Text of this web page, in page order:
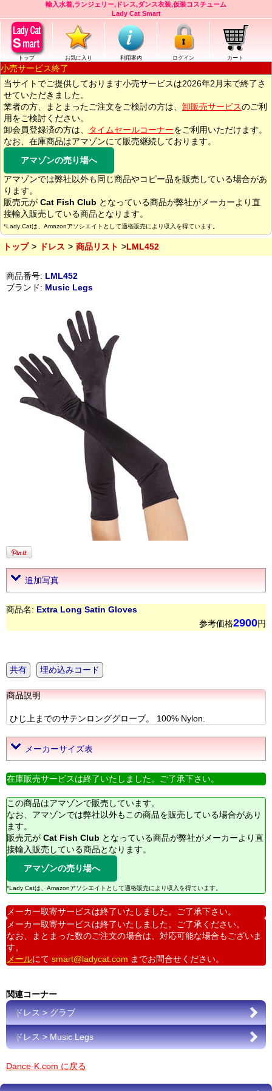
輸入水着,ランジェリー,ドレス,ダンス衣装,仮装コスチューム
Lady Cat Smart
トップ お気に入り 利用案内 ログイン カート
小売サービス終了
当サイトでご提供しております小売サービスは2026年2月末で終了さ
せていただきました。
業者の方、まとまったご注文をご検討の方は、 卸販売サービスのご利
用をご検討ください。
卸会員登録済の方は、
タイムセールコーナーをご利用いただけます。
なお、在庫商品はアマゾンにて販売継続しております。
アマゾンの売り場へ
アマゾンでは弊社以外も同じ商品やコピー品を販売している場合があ
ります。
販売元が Cat Fish Club となっている商品が弊社がメーカーより直
接輸入販売している商品となります。
*Lady Catは、Amazonアソシエイトとして適格販売により収入を得ています。
トップ ドレス 商品リスト LML452
商品番号: LML452
ブランド: Music Legs
追加写真
商品名: Extra Long Satin Gloves
参考価格2900円
共有 埋め込みコード
商品説明
ひじ上までのサテンロンググローブ。 100% Nylon.
メーカーサイズ表
在庫販売サービスは終了いたしました。ご了承下さい。
この商品はアマゾンで販売しています。
なお、アマゾンでは弊社以外もこの商品を販売している場合があり
ます。
販売元が Cat Fish Club となっている商品が弊社がメーカーより直
接輸入販売している商品となります。
アマゾンの売り場へ
*Lady Catは、Amazonアソシエイトとして適格販売により収入を得ています。
メーカー取寄サービスは終了いたしました。ご了承下さい。
メーカー取寄サービスは終了いたしました。ご了承ください。
なお、まとまった数のご注文の場合は、対応可能な場合もございま
す。
メールにて smart@ladycat.com までお問合せください。
関連コーナー
ドレス > グラブ
ドレス > Music Legs
Dance-K.com に戻る